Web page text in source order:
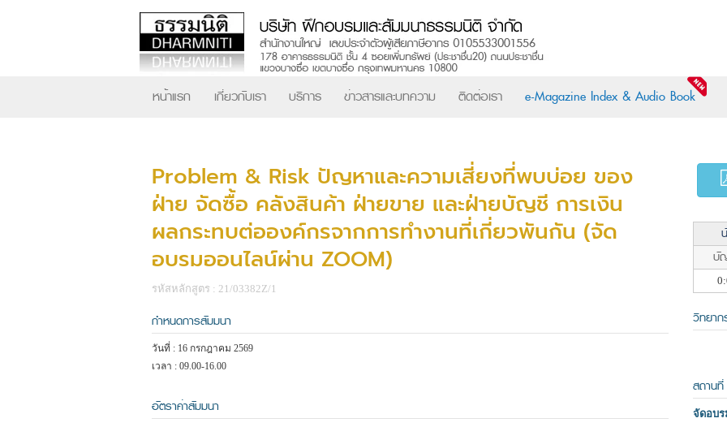
หน้าแรก เกี่ยวกับเรา บริการ ข่าวสารและบทความ ติดต่อเรา e-Magazine Index & Audio Book
Problem & Risk ปัญหาและความเสี่ยงที่พบบ่อย ของ
ฝ่าย จัดซื้อ คลังสินค้า ฝ่ายขาย และฝ่ายบัญชี การเงิน
ผลกระทบต่อองค์กรจากการทำงานที่เกี่ยวพันกัน (จัด
อบรมออนไลน์ผ่าน ZOOM)
รหัสหลักสูตร : 21/03382Z/1
กำหนดการสัมมนา
วันที่ : 16 กรกฎาคม 2569
เวลา : 09.00-16.00
อัตราค่าสัมมนา
บั
วิทยาก
สถานที่
จัดอบ